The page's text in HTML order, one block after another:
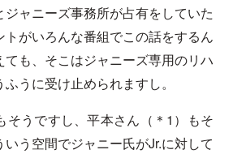
ャニーズ事務所が占有をしていた
トがいろんな番組でこの話をするん
ても、そこはジャニーズ専用のリハ
うに受け止められますし。
そうですし、平本さん（＊1）もそ
いう空間でジャニー氏がJr.に対して